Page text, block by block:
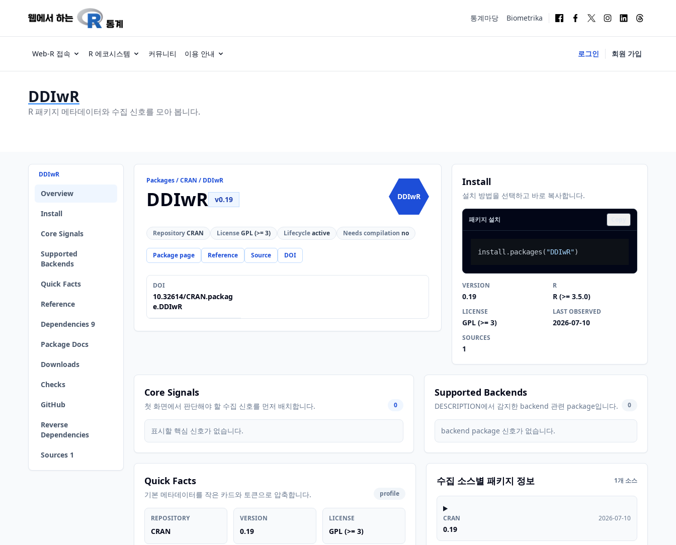
통계마당 Biometrika
Web-R 접속 R 에코시스템 커뮤니티 이용 안내 로그인 회원 가입
DDIwR
R 패키지 메타데이터와 수집 신호를 모아 봅니다.
DDIwR
Overview
Install
Core Signals
Supported
Backends
Quick Facts
Reference
Dependencies 9
Package Docs
Downloads
Checks
GitHub
Reverse
Dependencies
Sources 1
Packages / CRAN / DDIwR
DDIwR v0.19 DDIwR
RepositoryCRAN LicenseGPL (>= 3) Lifecycleactive Needs compilation no
Package page Reference Source DOI
DOI
10.32614/CRAN.packag
e.DDIwR
Install
설치 방법을 선택하고 바로 복사합니다.
패키지 설치
install.packages ( "DDIwR")
VERSION
0.19
R
R (>= 3.5.0)
LICENSE
GPL (>= 3)
LAST OBSERVED
2026-07-10
SOURCES
1
Core Signals
첫 화면에서 판단해야 할 수집 신호를 먼저 배치합니다. 0
표시할 핵심 신호가 없습니다.
Supported Backends
DESCRIPTION에서 감지한 backend 관련 package입니다. 0
backend package 신호가 없습니다.
Quick Facts
기본 메타데이터를 작은 카드와 토큰으로 압축합니다. profile
REPOSITORY
CRAN
VERSION
0.19
LICENSE
GPL (>= 3)
수집 소스별 패키지 정보 1개 소스
CRAN
0.19
2026-07-10